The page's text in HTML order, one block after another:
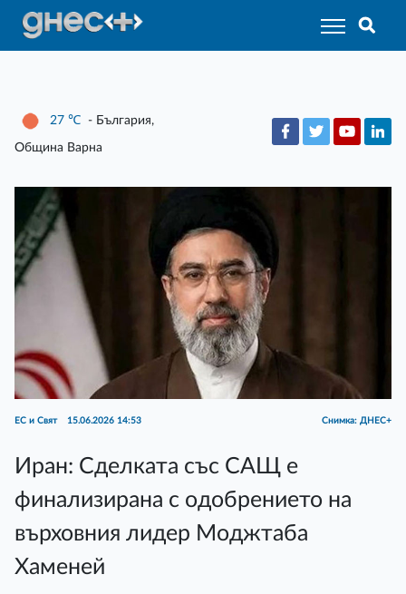
27 ℃ - България,
Община Варна
ЕС и Свят 15.06.2026 14:53 Снимка: ДНЕС+
Иран: Сделката със САЩ е
финализирана с одобрението на
върховния лидер Моджтаба
Хаменей